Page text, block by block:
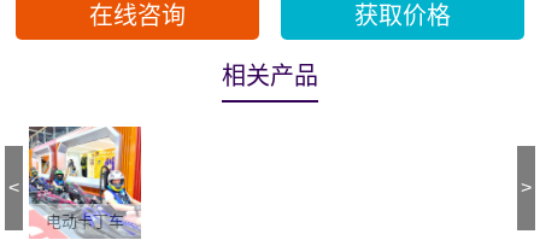
架、电动机和四个独立车轮组成。室内卡丁车面向3-50岁儿童/
亲少年及成人，为他们提供室内电动卡丁车体验
在线咨询 获取价格
相关产品
电动卡丁车
< >